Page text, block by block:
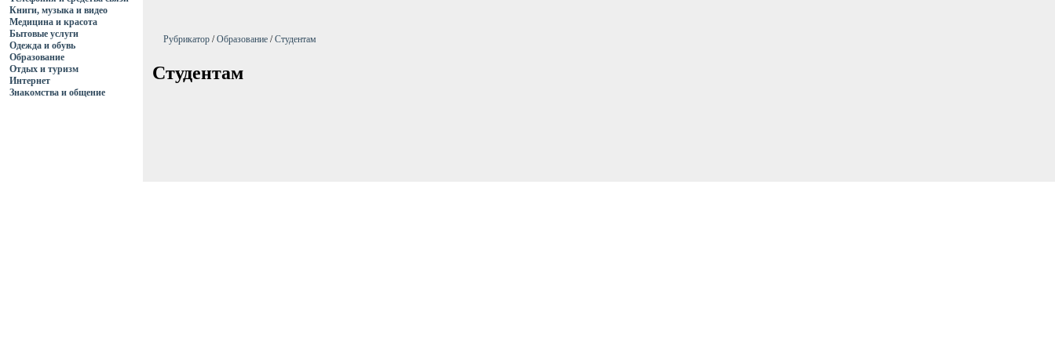
Книги, музыка и видео
Медицина и красота
Бытовые услуги
Одежда и обувь
Образование
Отдых и туризм
Интернет
Знакомства и общение
Рубрикатор /Образование /Студентам
Студентам